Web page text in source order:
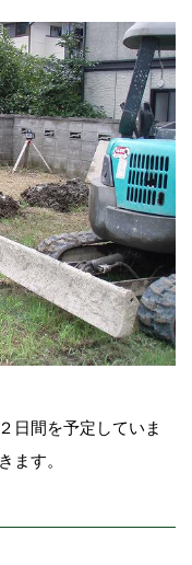
日間を予定していま
ます。